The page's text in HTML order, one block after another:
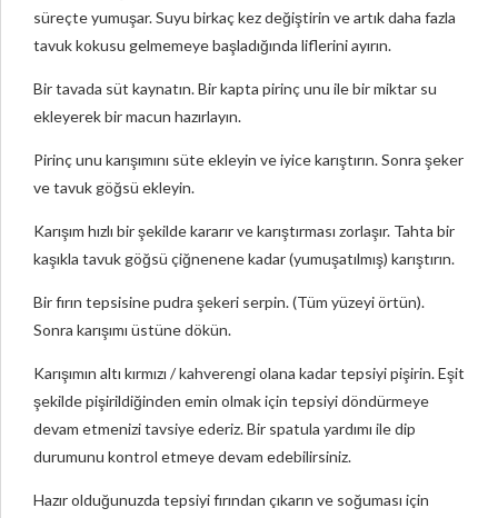
süreçte yumuşar. Suyu birkaç kez değiştirin ve artık daha fazla
tavuk kokusu gelmemeye başladığında liflerini ayırın.
Bir tavada süt kaynatın. Bir kapta pirinç unu ile bir miktar su
ekleyerek bir macun hazırlayın.
Pirinç unu karışımını süte ekleyin ve iyice karıştırın. Sonra şeker
ve tavuk göğsü ekleyin.
Karışım hızlı bir şekilde kararır ve karıştırması zorlaşır. Tahta bir
kaşıkla tavuk göğsü çiğnenene kadar (yumuşatılmış) karıştırın.
Bir fırın tepsisine pudra şekeri serpin. (Tüm yüzeyi örtün).
Sonra karışımı üstüne dökün.
Karışımın altı kırmızı / kahverengi olana kadar tepsiyi pişirin. Eşit
şekilde pişirildiğinden emin olmak için tepsiyi döndürmeye
devam etmenizi tavsiye ederiz. Bir spatula yardımı ile dip
durumunu kontrol etmeye devam edebilirsiniz.
Hazır olduğunuzda tepsiyi fırından çıkarın ve soğuması için